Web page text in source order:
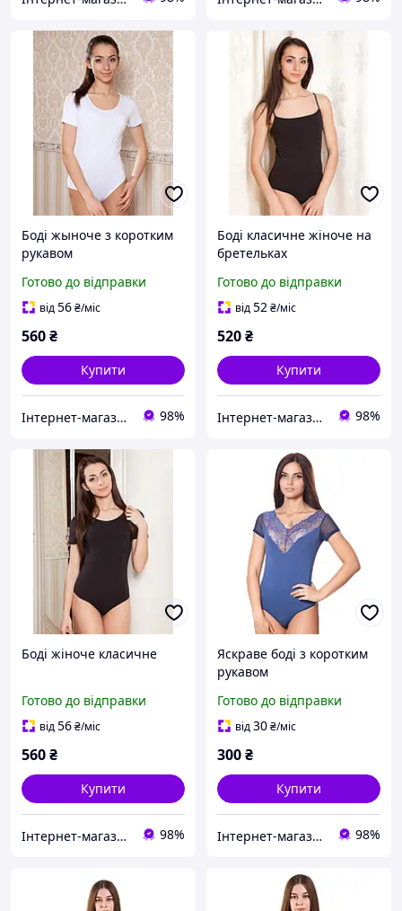
Боді жыноче з коротким
рукавом
Готово до відправки
від56₴/міс
560₴
Купити
Інтернет-магазин "Bolimi" 98%
Боді класичне жіноче на
бретельках
Готово до відправки
від52₴/міс
520₴
Купити
Інтернет-магазин "Bolimi" 98%
Боді жіноче класичне
Готово до відправки
від56₴/міс
560₴
Купити
Інтернет-магазин "Bolimi" 98%
Яскраве боді з коротким
рукавом
Готово до відправки
від30₴/міс
300₴
Купити
Інтернет-магазин "Bolimi" 98%